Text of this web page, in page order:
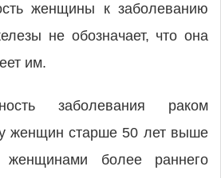
женщины к заболеванию
не обозначает, что она
им.
заболевания раком
женщин старше 50 лет выше
более раннего